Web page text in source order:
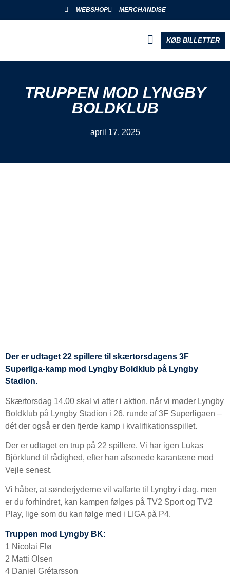
WEBSHOP MERCHANDISE
KØB BILLETTER
TRUPPEN MOD LYNGBY
BOLDKLUB
april 17, 2025
Der er udtaget 22 spillere til skærtorsdagens 3F
Superliga-kamp mod Lyngby Boldklub på Lyngby
Stadion.
Skærtorsdag 14.00 skal vi atter i aktion, når vi møder Lyngby
Boldklub på Lyngby Stadion i 26. runde af 3F Superligaen –
dét der også er den fjerde kamp i kvalifikationsspillet.
Der er udtaget en trup på 22 spillere. Vi har igen Lukas
Björklund til rådighed, efter han afsonede karantæne mod
Vejle senest.
Vi håber, at sønderjyderne vil valfarte til Lyngby i dag, men
er du forhindret, kan kampen følges på TV2 Sport og TV2
Play, lige som du kan følge med i LIGA på P4.
Truppen mod Lyngby BK:
1 Nicolai Flø
2 Matti Olsen
4 Daniel Grétarsson